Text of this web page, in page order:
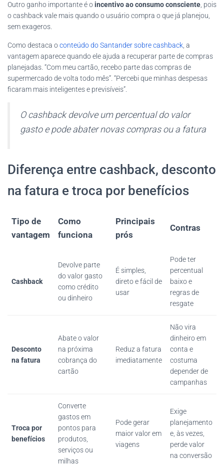
Outro ganho importante é oincentivo ao consumo consciente, pois
o cashback vale mais quando o usuário compra o que já planejou,
sem exageros.
Como destaca oconteúdo do Santander sobre cashback, a
vantagem aparece quando ele ajuda a recuperar parte de compras
planejadas. “Com meu cartão, recebo parte das compras de
supermercado de volta todo mês”. “Percebi que minhas despesas
ficaram mais inteligentes e previsíveis”.
O cashback devolve um percentual do valor
gasto e pode abater novas compras ou a fatura
Diferença entre cashback, desconto
na fatura e troca por benefícios
Tipo de
vantagem
Como
funciona
Principais
prós
Contras
Cashback
Devolve parte
do valor gasto
como crédito
ou dinheiro
É simples,
direto e fácil de
usar
Pode ter
percentual
baixo e
regras de
resgate
Desconto
na fatura
Abate o valor
na próxima
cobrança do
cartão
Reduz a fatura
imediatamente
Não vira
dinheiro em
conta e
costuma
depender de
campanhas
Troca por
benefícios
Converte
gastos em
pontos para
produtos,
serviços ou
milhas
Pode gerar
maior valor em
viagens
Exige
planejamento
e, às vezes,
perde valor
na conversão